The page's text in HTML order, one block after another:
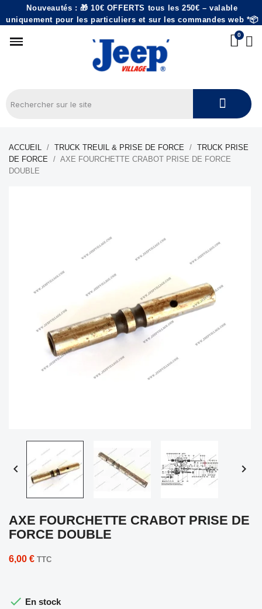
Nouveautés : 🎁 10€ OFFERTS tous les 250€ – valable
uniquement pour les particuliers et sur les commandes web *📦
ACCUEIL TRUCK TREUIL & PRISE DE FORCE
TRUCK PRISE
DE FORCE
AXE FOURCHETTE CRABOT PRISE DE FORCE
DOUBLE
 
AXE FOURCHETTE CRABOT PRISE DE
FORCE DOUBLE
6,00 € TTC
 En stock